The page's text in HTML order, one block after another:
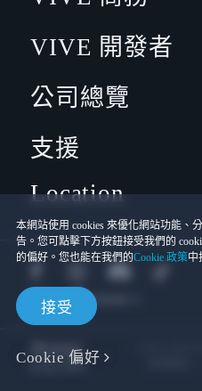
本網站使用 cookies 來優化網站功能、
告。您可點擊下方按鈕接受我們的
的偏好。您也能在我們的Cookie 政策中
接受
Cookie 偏好
VIVE 開發者
公司總覽
支援
Location